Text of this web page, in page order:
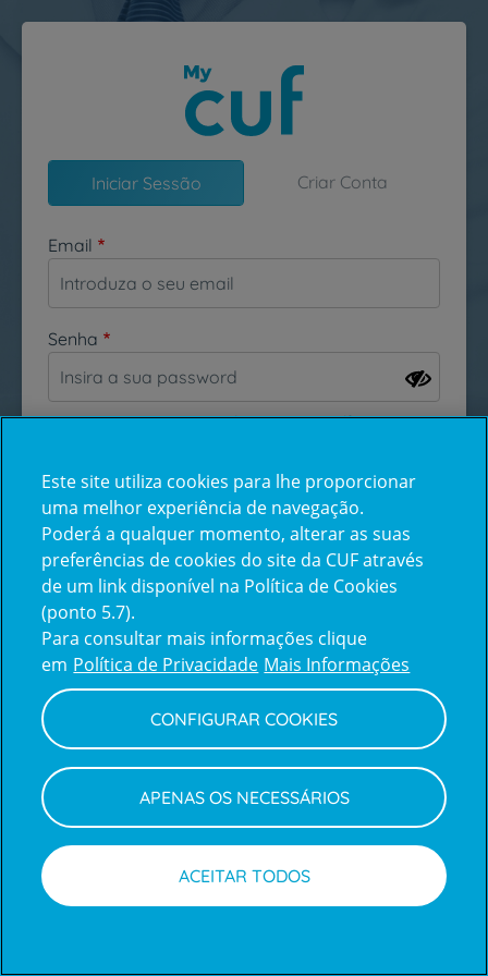
Passar para o conteúdo principal
Iniciar Sessão Criar Conta
Email
Senha
Esqueceu-se da sua password?
Inicie sessão com a Apple
Centro de Apoio ao Cliente | Política de Privacidade e Cookies
Este site utiliza cookies para lhe proporcionar
uma melhor experiência de navegação.
Poderá a qualquer momento, alterar as suas
preferências de cookies do site da CUF através
de um link disponível na Política de Cookies
(ponto 5.7).
Para consultar mais informações clique
em Política de Privacidade Mais Informações
CONFIGURAR COOKIES
APENAS OS NECESSÁRIOS
ACEITAR TODOS